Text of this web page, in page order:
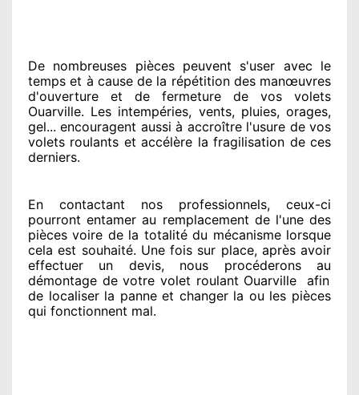
De nombreuses pièces peuvent s'user avec le
temps et à causede la répétition des manœuvres
d'ouverture et de fermeture de vos volets
Ouarville. Les intempéries, vents, pluies, orages,
gel... encouragent aussi à accroîtrel'usure de vos
volets roulants et accélère la fragilisation de ces
derniers.
En contactant nos professionnels, ceux-ci
pourront entamer au remplacement de l'une des
pièces voire de la totalitédu mécanisme lorsque
cela est souhaité. Une fois sur place, après avoir
effectuer un devis, nous procéderons au
démontage de votre volet roulant Ouarville
afin
de localiser la panne et changerla ou les pièces
qui fonctionnent mal.